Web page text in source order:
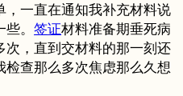
，一直在通知我补充材料说
。 签证材料准备期垂死病
次，直到交材料的那一刻还
查那么多次焦虑那么久想